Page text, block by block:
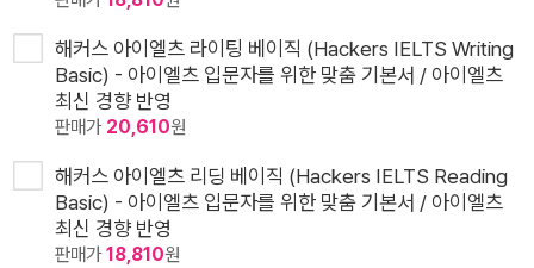
해커스 아이엘츠 라이팅 베이직 (Hackers IELTS Writing
Basic) - 아이엘츠 입문자를 위한 맞춤 기본서 / 아이엘츠
최신 경향 반영
판매가 20,610원
해커스 아이엘츠 리딩 베이직 (Hackers IELTS Reading
Basic) - 아이엘츠 입문자를 위한 맞춤 기본서 / 아이엘츠
최신 경향 반영
판매가18,810원